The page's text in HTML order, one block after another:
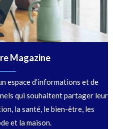
Magazine
espace d’informations et de
qui souhaitent partager leur
la santé, le bien-être, les
et la maison.